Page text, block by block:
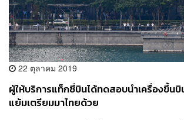
22 ตุลาคม 2019
ผู้ให้บริการแท็กซี่บินได้ทดสอบนำเครื่องขึ้นบิ
แย้มเตรียมมาไทยด้วย